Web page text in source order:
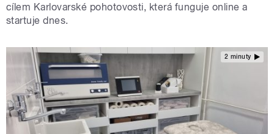
cílem Karlovarské pohotovosti, která funguje online a
startuje dnes.
2 minuty